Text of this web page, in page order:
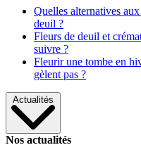
Quelles alternatives
deuil ?
Fleurs de deuil et
suivre ?
Fleurir une tombe en
gèlent pas ?
Actualités
Nos actualités